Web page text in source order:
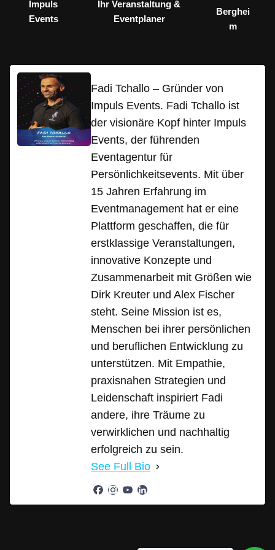
Impuls
Events
Ihr Veranstaltung &
Eventplaner
Berghei
m
Fadi Tchallo – Gründer von
Impuls Events. Fadi Tchallo ist
der visionäre Kopf hinter Impuls
Events, der führenden
Eventagentur für
Persönlichkeitsevents. Mit über
15 Jahren Erfahrung im
Eventmanagement hat er eine
Plattform geschaffen, die für
erstklassige Veranstaltungen,
innovative Konzepte und
Zusammenarbeit mit Größen wie
Dirk Kreuter und Alex Fischer
steht. Seine Mission ist es,
Menschen bei ihrer persönlichen
und beruflichen Entwicklung zu
unterstützen. Mit Empathie,
praxisnahen Strategien und
Leidenschaft inspiriert Fadi
andere, ihre Träume zu
verwirklichen und nachhaltig
erfolgreich zu sein.
See Full Bio